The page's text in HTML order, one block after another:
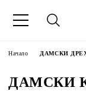
Начало ДАМСКИ
ДАМСКИ